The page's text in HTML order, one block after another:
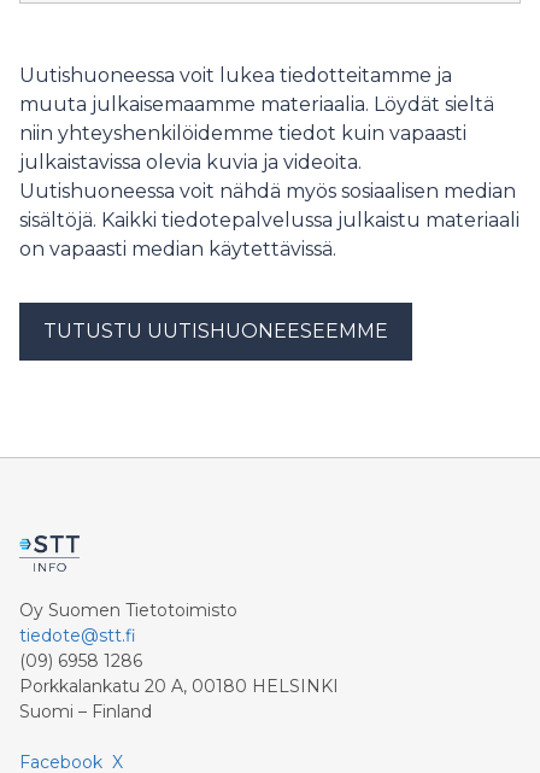
vähentää yksinäisyyttä. Kampanjakasvona on näyttelijä
Elias Salonen.
Uutishuoneessa voit lukea tiedotteitamme ja
muuta julkaisemaamme materiaalia. Löydät sieltä
niin yhteyshenkilöidemme tiedot kuin vapaasti
julkaistavissa olevia kuvia ja videoita.
Uutishuoneessa voit nähdä myös sosiaalisen median
sisältöjä. Kaikki tiedotepalvelussa julkaistu materiaali
on vapaasti median käytettävissä.
TUTUSTU UUTISHUONEESEEMME
Oy Suomen Tietotoimisto
tiedote@stt.fi
(09) 6958 1286
Porkkalankatu 20 A, 00180 HELSINKI
Suomi – Finland
Facebook X